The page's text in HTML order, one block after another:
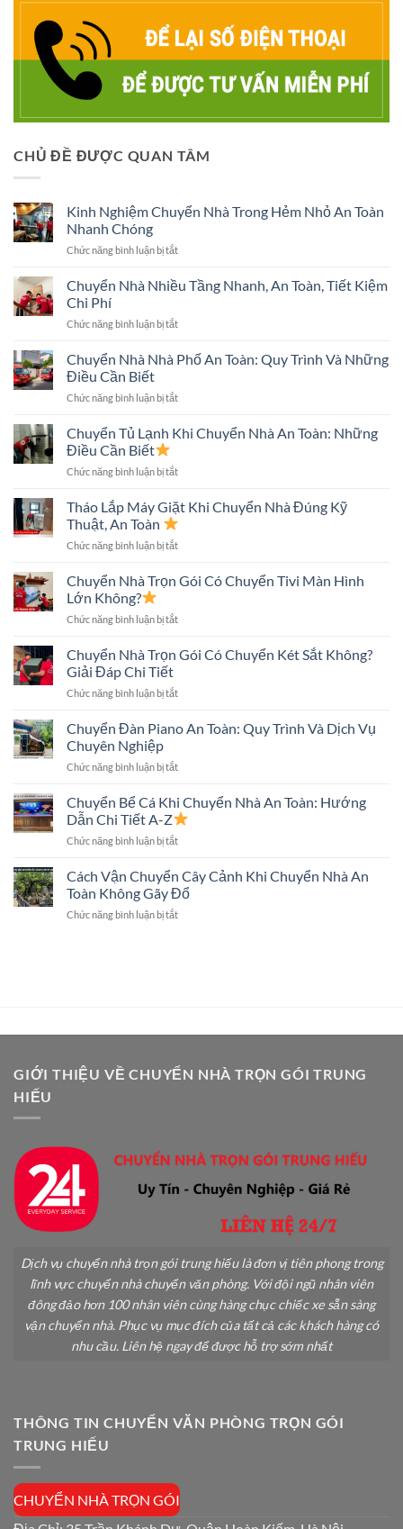
CHỦ ĐỀ ĐƯỢC QUAN TÂM
Kinh Nghiệm Chuyển Nhà Trong Hẻm Nhỏ An Toàn
Nhanh Chóng
Chức năng bình luận bị tắtở
Nghiệm
Chuyển
Trong
Nhỏ
Nhanh
Chuyển Nhà Nhiều Tầng Nhanh, An Toàn, Tiết Kiệm
Chi Phí
Chức năng bình luận bị tắtở
Nhà
Nhiều
Nhanh,
Toàn,
Chi
Chuyển Nhà Nhà Phố An Toàn: Quy Trình Và Những
Điều Cần Biết
Chức năng bình luận bị tắtở
Nhà
Nhà
An
Quy
Trình
Những
Cần
Chuyển Tủ Lạnh Khi Chuyển Nhà An Toàn: Những
Điều Cần Biết
Chức năng bình luận bị tắtở
Tủ
Lạnh
Chuyển
An
Điều
Biết
Tháo Lắp Máy Giặt Khi Chuyển Nhà Đúng Kỹ
Thuật, An Toàn
Chức năng bình luận bị tắtở
Lắp
Máy
Khi
Nhà
Thuật,
Toàn
Chuyển Nhà Trọn Gói Có Chuyển Tivi Màn Hình
Lớn Không?
Chức năng bình luận bị tắtở
Nhà
Trọn
Có
Tivi
Lớn
Chuyển Nhà Trọn Gói Có Chuyển Két Sắt Không?
Giải Đáp Chi Tiết
Chức năng bình luận bị tắtở
Nhà
Trọn
Có
Két
Sắt
Không?
Giải
Chi
Tiết
Chuyển Đàn Piano An Toàn: Quy Trình Và Dịch Vụ
Chuyên Nghiệp
Chức năng bình luận bị tắtở
Đàn
Piano
An
Toàn:
Trình
Và
Vụ
Chuyển Bể Cá Khi Chuyển Nhà An Toàn: Hướng
Dẫn Chi Tiết A-Z
Chức năng bình luận bị tắtở
Bể
Cá
Khi
Chuyển
A-
Cách Vận Chuyển Cây Cảnh Khi Chuyển Nhà An
Toàn Không Gãy Đổ
Chức năng bình luận bị tắtở
Nhà
Toàn
Không
GIỚI THIỆU VỀ CHUYỂN NHÀ TRỌN GÓI TRUNG
HIẾU
Dịch vụ chuyển nhà trọn gói trung hiếu là đơn vị tiên phong trong
lĩnh vực chuyển nhà chuyển văn phòng. Với đội ngũ nhân viên
đông đảo hơn 100 nhân viên cùng hàng chục chiếc xe sẵn sàng
vận chuyển nhà. Phục vụ mục đích của tất cả các khách hàng có
nhu cầu. Liên hệ ngay để được hỗ trợ sớm nhất
THÔNG TIN CHUYỂN VĂN PHÒNG TRỌN GÓI
TRUNG HIẾU
CHUYỂN NHÀ TRỌN GÓI